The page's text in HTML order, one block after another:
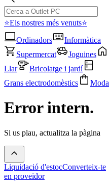
⭐Els nostres més venuts⭐
Ordinadors
Informàtica
Supermercat
Joguines
Llar
Bricolatge i jardí
Grans electrodomèstics
Moda
Error intern.
Si us plau, actualitza la pàgina
Liquidació d'estocConverteix-te
en proveïdor